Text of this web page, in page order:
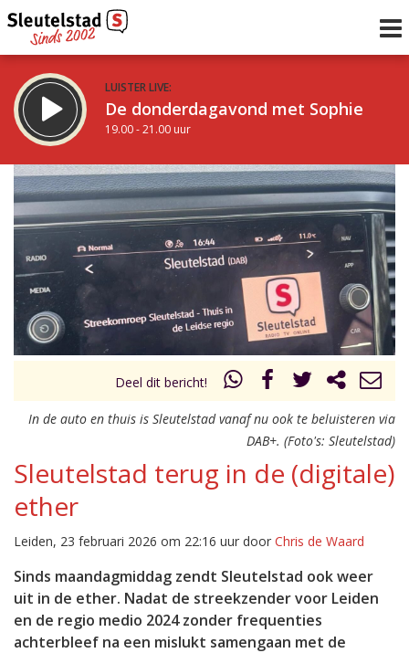
LUISTER LIVE:
De donderdagavond met Sophie
19.00 - 21.00 uur
STRAKS:
De avond van Sleutelstad
21.00 - 0.00 uur
Vorig uur
uur 1 van 0 Volgend uur
Deel dit bericht!
In de auto en thuis is Sleutelstad vanaf nu ook te beluisteren via
DAB+. (Foto's: Sleutelstad)
Sleutelstad terug in de (digitale)
ether
Leiden, 23 februari 2026 om 22:16 uur door Chris de Waard
Sinds maandagmiddag zendt Sleutelstad ook weer
uit in de ether. Nadat de streekzender voor Leiden
en de regio medio 2024 zonder frequenties
achterbleef na een mislukt samengaan met de